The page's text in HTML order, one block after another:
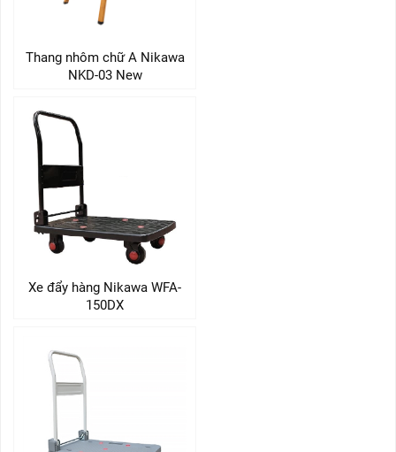
Thang nhôm chữ A Nikawa
NKD-03 New
Xe đẩy hàng Nikawa WFA-
150DX